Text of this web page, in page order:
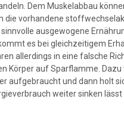
Dem Muskelabbau
die vorhandene
ausgewogene
es bei gleichzeitigem
allerdings in eine falsche
Körper auf Sparflamme. Dazu
aufgebraucht und dann holt
weiter sinken